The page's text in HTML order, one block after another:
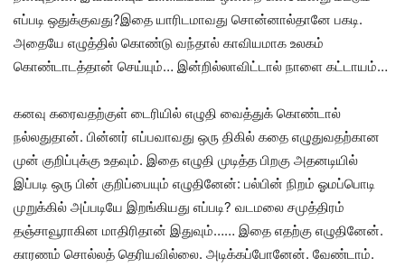
எப்படி ஒதுக்குவது?இதை யாரிடமாவது சொன்னால்தானே பகடி.
அதையே எழுத்தில் கொண்டு வந்தால் காவியமாக உலகம்
கொண்டாடத்தான் செய்யும்… இன்றில்லாவிட்டால் நாளை கட்டாயம்…
கனவு கரைவதற்குள் டைரியில் எழுதி வைத்துக் கொண்டால்
நல்லதுதான். பின்னர் எப்பவாவது ஒரு திகில் கதை எழுதுவதற்கான
முன் குறிப்புக்கு உதவும். இதை எழுதி முடித்த பிறகு அதனடியில்
இப்படி ஒரு பின் குறிப்பையும் எழுதினேன்: பல்பின் நிறம் ஓமப்பொடி
முறுக்கில் அப்படியே இறங்கியது எப்படி? வடமலை சமுத்திரம்
தஞ்சாவூராகின மாதிரிதான் இதுவும்…… இதை எதற்கு எழுதினேன்.
காரணம் சொல்லத் தெரியவில்லை. அடிக்கப்போனேன். வேண்டாம்.